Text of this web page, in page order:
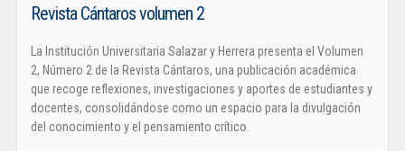
Revista Cántaros volumen 2
La Institución Universitaria Salazar y Herrera presenta el Volumen
2, Número 2 de la Revista Cántaros, una publicación académica
que recoge reflexiones, investigaciones y aportes de estudiantes y
docentes, consolidándose como un espacio para la divulgación
del conocimiento y el pensamiento crítico.